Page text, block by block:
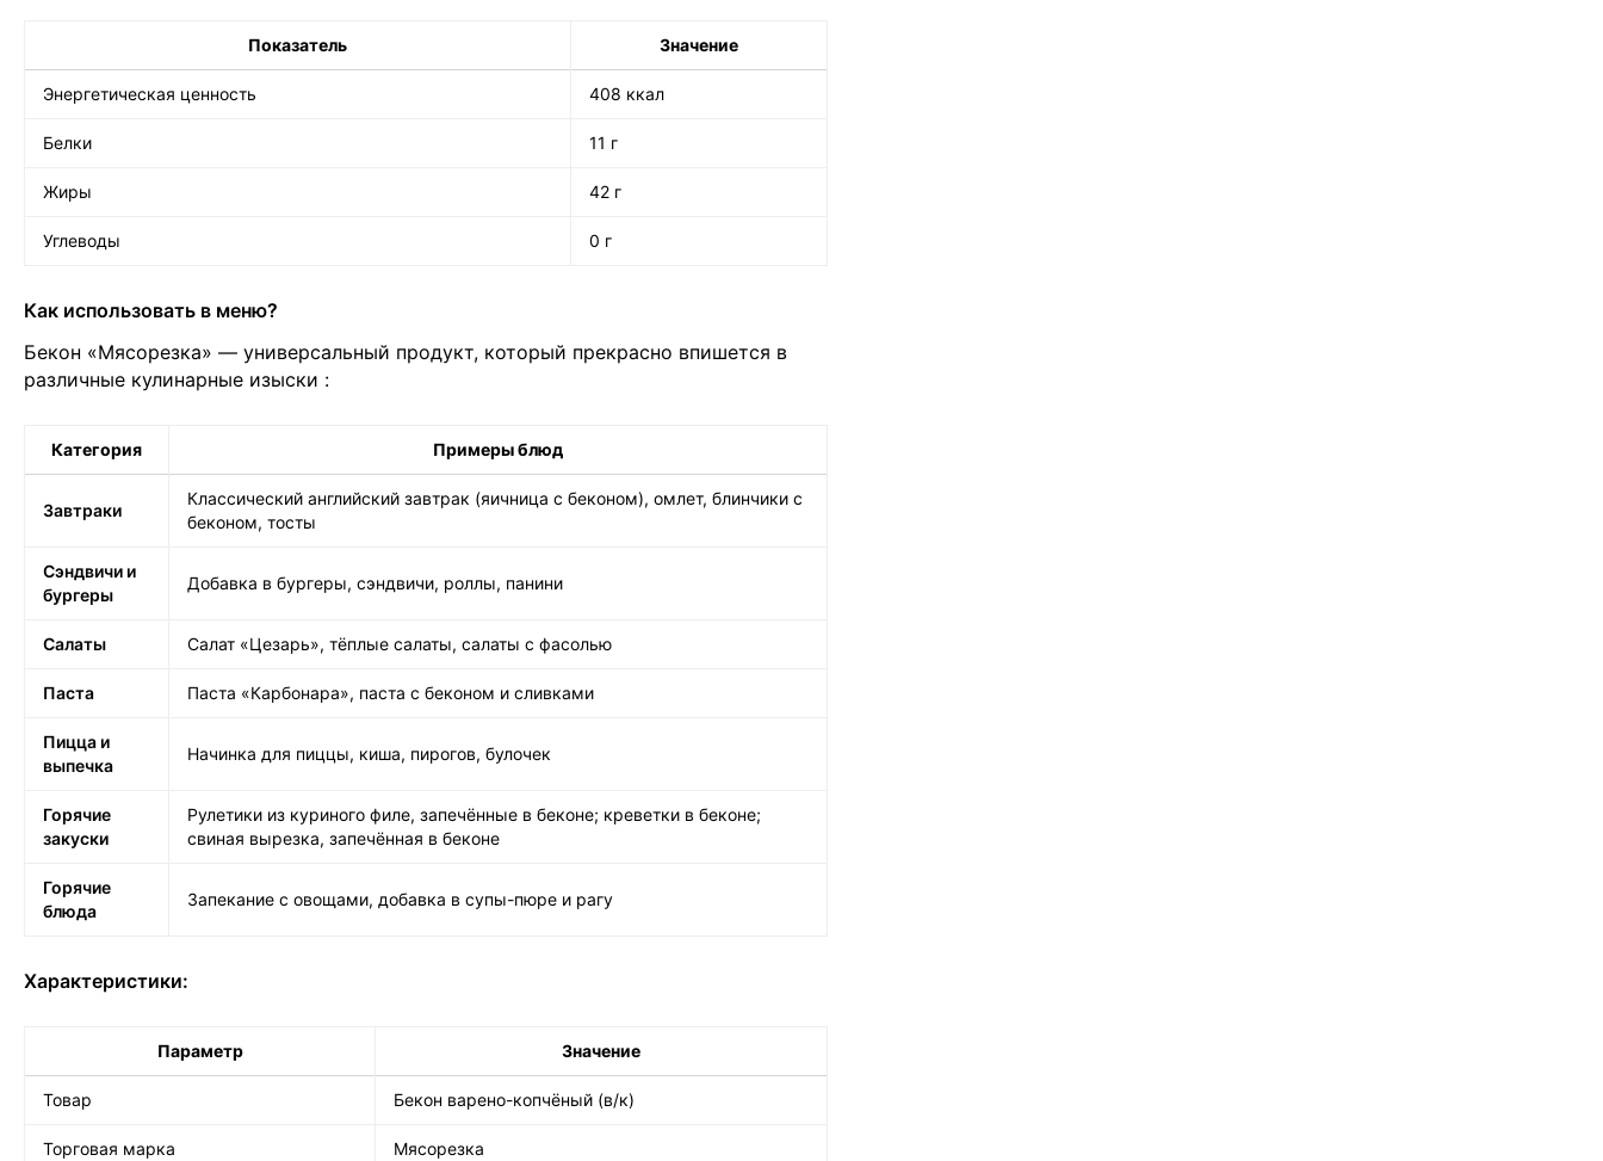
Показатель Значение
Энергетическая ценность 408 ккал
Белки 11 г
Жиры 42 г
Углеводы 0 г
Как использовать в меню?
Бекон «Мясорезка» — универсальный продукт, который прекрасно впишется в
различные кулинарные изыски :
Категория Примеры блюд
Завтраки
Классический английский завтрак (яичница с беконом), омлет, блинчики с
беконом, тосты
Сэндвичи и
бургеры
Добавка в бургеры, сэндвичи, роллы, панини
Салаты Салат «Цезарь», тёплые салаты, салаты с фасолью
Паста Паста «Карбонара», паста с беконом и сливками
Пицца и
выпечка
Начинка для пиццы, киша, пирогов, булочек
Горячие
закуски
Рулетики из куриного филе, запечённые в беконе; креветки в беконе;
свиная вырезка, запечённая в беконе
Горячие
блюда
Запекание с овощами, добавка в супы-пюре и рагу
Характеристики:
Параметр Значение
Товар Бекон варено-копчёный (в/к)
Торговая марка Мясорезка